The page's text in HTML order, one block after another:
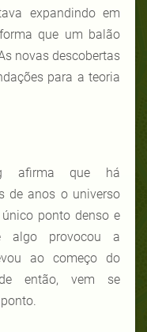
expandindo em
que um balão
novas descobertas
para a teoria
afirma que há
de anos o universo
ponto denso e
algo provocou a
ao começo do
então, vem se